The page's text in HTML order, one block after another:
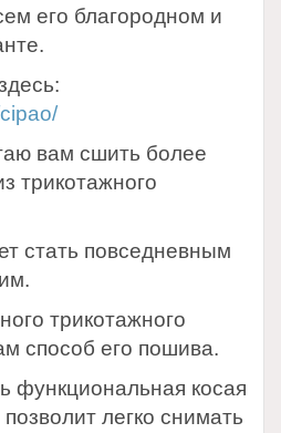
его благородном и
вам сшить более
трикотажного
стать повседневным
трикотажного
способ его пошива.
функциональная косая
легко снимать